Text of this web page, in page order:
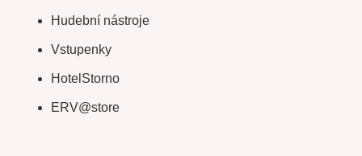
Hudební nástroje
Vstupenky
HotelStorno
ERV@store